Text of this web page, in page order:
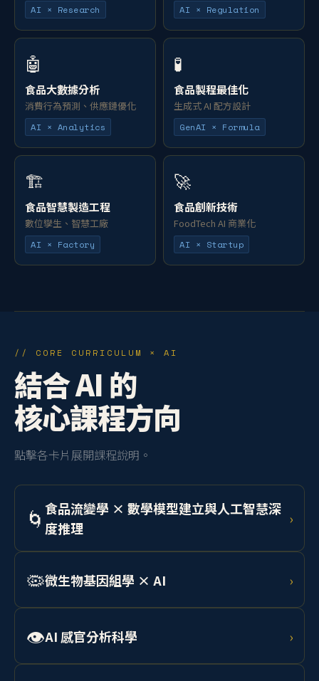
AI × Research AI × Regulation
🤖
食品大數據分析
消費行為預測、供應鏈優化
AI × Analytics
🧪
食品製程最佳化
生成式 AI 配方設計
GenAI × Formula
🏗️
食品智慧製造工程
數位孿生、智慧工廠
AI × Factory
🚀
食品創新技術
FoodTech AI 商業化
AI × Startup
// CORE CURRICULUM × AI
結合 AI 的
核心課程方向
點擊各卡片展開課程說明。
🌀 食品流變學 × 數學模型建立與人工智慧深
度推理
›
學習 Herschel-Bulkley 模型與 Cox-Merz 法則，結合機
工業產線品質控制。
🦠微生物基因組學 × AI ›
整合定序技術與深度學習，分析食品相關微生物基因
預測。
👁️AI 感官分析科學 ›
結合非破壞性加工技術、電腦視覺與光譜分析進行食品